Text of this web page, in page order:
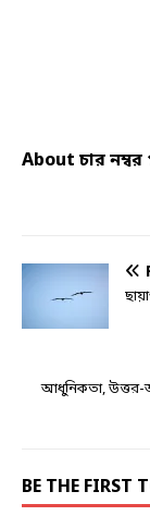
About চার নম্বর
আধুনিকতা, উত্তর-
BE THE FIRST